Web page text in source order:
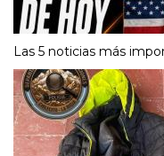
Las 5 noticias más